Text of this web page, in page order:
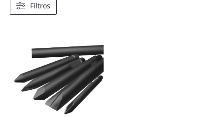
Filtros